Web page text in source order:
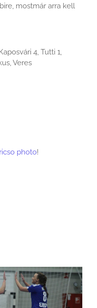
mostmár arra kell
4, Tutti 1,
Veres
photo!